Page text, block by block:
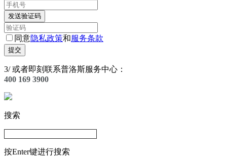
发送验证码
同意隐私政策和服务条款
提交
3/或者即刻联系普洛斯服务中心：
400 169 3900
搜索
按Enter键进行搜索